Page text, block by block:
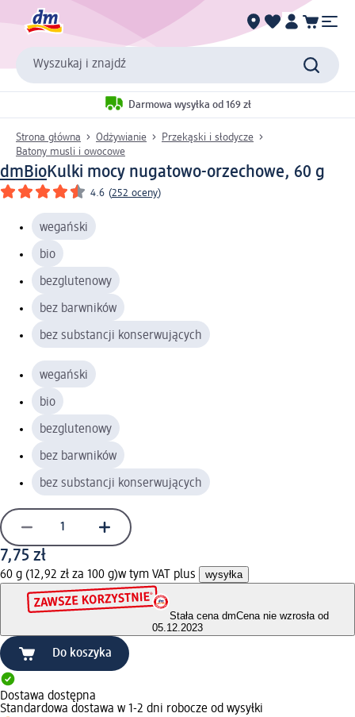
Wyszukaj i znajdź
Darmowa wysyłka od 169 zł
Strona główna Odżywianie
Przekąski i słodycze
Batony musli i owocowe
dmBioKulki mocy nugatowo-orzechowe, 60 g
4.6 (252 oceny)
wegański
bio
bezglutenowy
bez barwników
bez substancji konserwujących
wegański
bio
bezglutenowy
bez barwników
bez substancji konserwujących
7,75 zł
60 g (12,92 zł za 100 g)w tym VAT plus wysyłka
Stała cena dmCena nie wzrosła od
05.12.2023
Do koszyka
Dostawa dostępna
Standardowa dostawa w 1-2 dni robocze od wysyłki